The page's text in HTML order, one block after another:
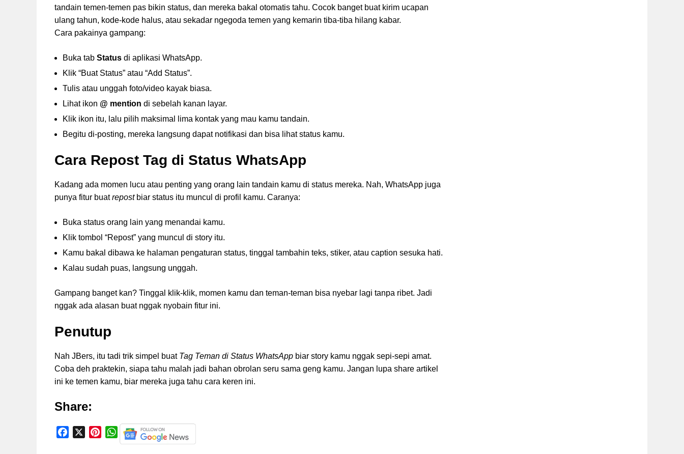
tandain temen-temen pas bikin status, dan mereka bakal otomatis tahu. Cocok banget buat kirim ucapan
ulang tahun, kode-kode halus, atau sekadar ngegoda temen yang kemarin tiba-tiba hilang kabar.
Cara pakainya gampang:
Buka tab Status di aplikasi WhatsApp.
Klik “Buat Status” atau “Add Status”.
Tulis atau unggah foto/video kayak biasa.
Lihat ikon @ mention di sebelah kanan layar.
Klik ikon itu, lalu pilih maksimal lima kontak yang mau kamu tandain.
Begitu di-posting, mereka langsung dapat notifikasi dan bisa lihat status kamu.
Cara Repost Tag di Status WhatsApp
Kadang ada momen lucu atau penting yang orang lain tandain kamu di status mereka. Nah, WhatsApp juga
punya fitur buatrepostbiar status itu muncul di profil kamu. Caranya:
Buka status orang lain yang menandai kamu.
Klik tombol “Repost” yang muncul di story itu.
Kamu bakal dibawa ke halaman pengaturan status, tinggal tambahin teks, stiker, atau caption sesuka hati.
Kalau sudah puas, langsung unggah.
Gampang banget kan? Tinggal klik-klik, momen kamu dan teman-teman bisa nyebar lagi tanpa ribet. Jadi
nggak ada alasan buat nggak nyobain fitur ini.
Penutup
Nah JBers, itu tadi trik simpel buat Tag Teman di Status WhatsApp biar story kamu nggak sepi-sepi amat.
Coba deh praktekin, siapa tahu malah jadi bahan obrolan seru sama geng kamu. Jangan lupa share artikel
ini ke temen kamu, biar mereka juga tahu cara keren ini.
Share:
W
h